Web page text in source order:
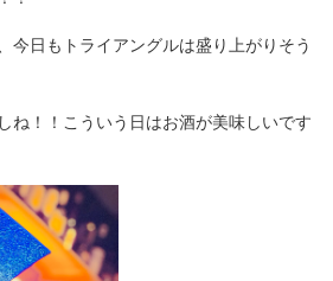
今日もトライアングルは盛り上がりそう
ね！！こういう日はお酒が美味しいです